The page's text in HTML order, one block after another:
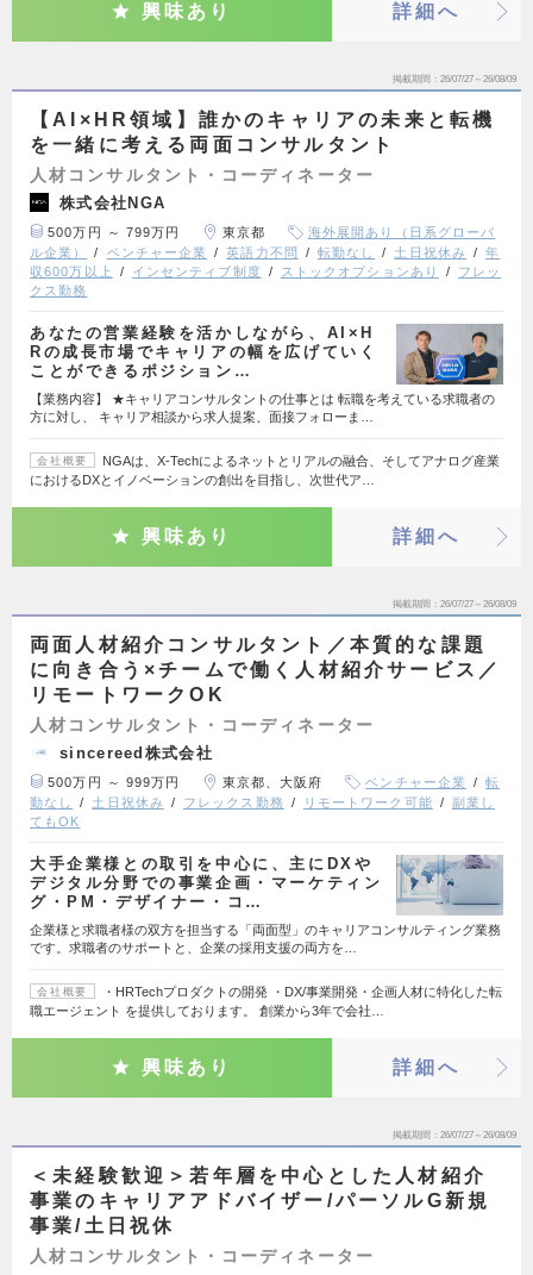
興味あり 詳細へ
掲載期間 26/07/27～26/08/09
【AI×HR領域】誰かのキャリアの未来と転機
を一緒に考える両面コンサルタント
人材コンサルタント・コーディネーター
株式会社NGA
500万円 ～ 799万円 東京都
海外展開あり（日系グローバ
ル企業）
ベンチャー企業 英語力不問 転勤なし 土日祝休み
年
収600万以上
インセンティブ制度 ストックオプションあり
フレッ
クス勤務
あなたの営業経験を活かしながら、AI×H
Rの成長市場でキャリアの幅を広げていく
ことができるポジション…
【業務内容】 ★キャリアコンサルタントの仕事とは 転職を考えている求職者の
方に対し、 キャリア相談から求人提案、面接フォローま…
会社概要
NGAは、X-Techによるネットとリアルの融合、そしてアナログ産業
におけるDXとイノベーションの創出を目指し、次世代ア…
興味あり 詳細へ
掲載期間 26/07/27～26/08/09
両面人材紹介コンサルタント／本質的な課題
に向き合う×チームで働く人材紹介サービス／
リモートワークOK
人材コンサルタント・コーディネーター
sincereed株式会社
500万円 ～ 999万円 東京都、大阪府 ベンチャー企業
転
勤なし
土日祝休み フレックス勤務 リモートワーク可能
副業し
てもOK
大手企業様との取引を中心に、主にDXや
デジタル分野での事業企画・マーケティン
グ・PM・デザイナー・コ…
企業様と求職者様の双方を担当する「両面型」のキャリアコンサルティング業務
です。求職者のサポートと、企業の採用支援の両方を…
会社概要
・HRTechプロダクトの開発 ・DX/事業開発・企画人材に特化した転
職エージェント を提供しております。 創業から3年で会社…
興味あり 詳細へ
掲載期間 26/07/27～26/08/09
＜未経験歓迎＞若年層を中心とした人材紹介
事業のキャリアアドバイザー/パーソルG新規
事業/土日祝休
人材コンサルタント・コーディネーター